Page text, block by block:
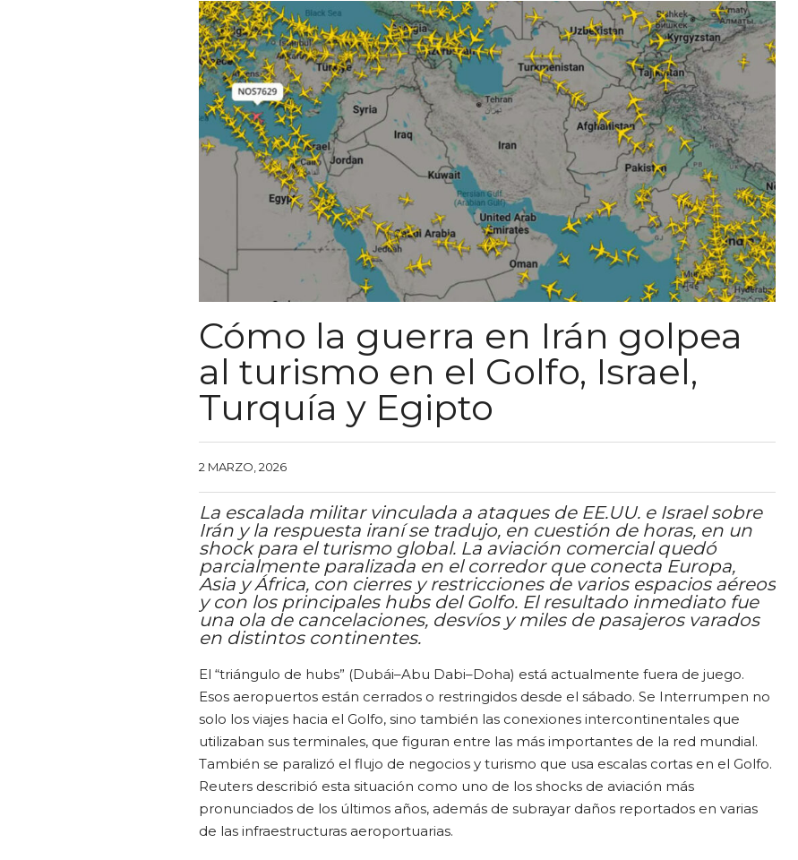
Cómo la guerra en Irán golpea
al turismo en el Golfo, Israel,
Turquía y Egipto
2 MARZO, 2026
La escalada militar vinculada a ataques de EE.UU. e Israel sobre
Irán y la respuesta iraní se tradujo, en cuestión de horas, en un
shock para el turismo global. La aviación comercial quedó
parcialmente paralizada en el corredor que conecta Europa,
Asia y África, con cierres y restricciones de varios espacios aéreos
y con los principales hubs del Golfo. El resultado inmediato fue
una ola de cancelaciones, desvíos y miles de pasajeros varados
en distintos continentes.
El “triángulo de hubs” (Dubái–Abu Dabi–Doha) está actualmente fuera de juego.
Esos aeropuertos están cerrados o restringidos desde el sábado. Se Interrumpen no
solo los viajes hacia el Golfo, sino también las conexiones intercontinentales que
utilizaban sus terminales, que figuran entre las más importantes de la red mundial.
También se paralizó el flujo de negocios y turismo que usa escalas cortas en el Golfo.
Reuters describió esta situación como uno de los shocks de aviación más
pronunciados de los últimos años, además de subrayar daños reportados en varias
de las infraestructuras aeroportuarias.